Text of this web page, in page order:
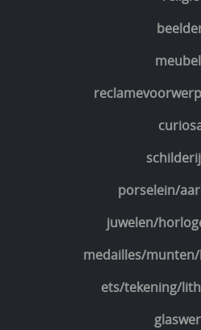
porselein/
juwelen/
medailles/
ets/tekening/